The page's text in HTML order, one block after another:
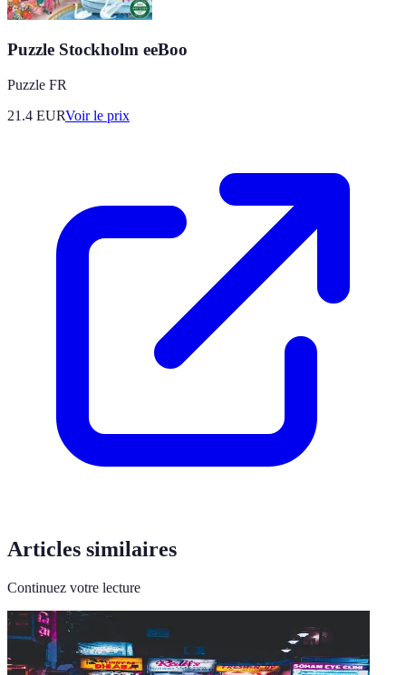
Puzzle Stockholm eeBoo
Puzzle FR
21.4 EURVoir le prix
Articles similaires
Continuez votre lecture